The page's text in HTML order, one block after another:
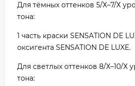
Для тёмных оттенков 5/Х–7/Х
тона:
1 часть краски SENSATION DE
оксигента SENSATION DE LUXE.
Для светлых оттенков 8/Х–10/Х
тона: